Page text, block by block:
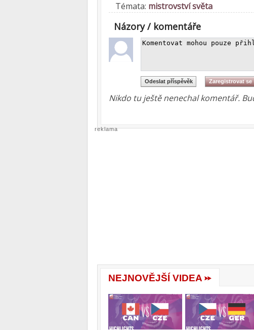
Témata: mistrovství světa
Názory / komentáře
Nikdo tu ještě nenechal komentář.
reklama
NEJNOVĚJŠÍ VIDEA